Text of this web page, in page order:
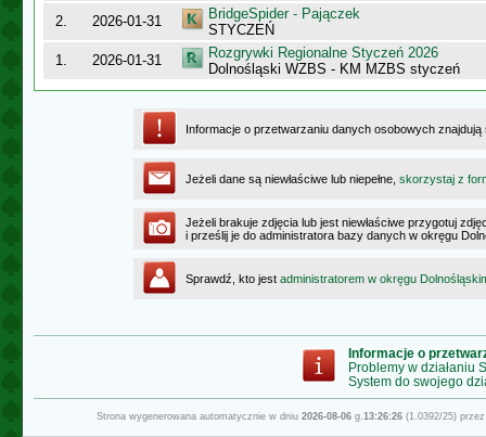
2.
2026-01-31
BridgeSpider - Pajączek
STYCZEŃ
1.
2026-01-31
Rozgrywki Regionalne Styczeń 2026
Dolnośląski WZBS - KM MZBS styczeń
Informacje o przetwarzaniu danych osobowych
Jeżeli dane są niewłaściwe lub niepełne, skorzystaj z
Jeżeli brakuje zdjęcia lub jest niewłaściwe przygotuj
i prześlij je do administratora bazy danych w okręgu
Sprawdź, kto jest administratorem w okręgu
Informacje o
Problemy w działaniu
System do swojego
Strona wygenerowana automatycznie w dniu 2026-08-06g.13:26:26(1.0392/25)